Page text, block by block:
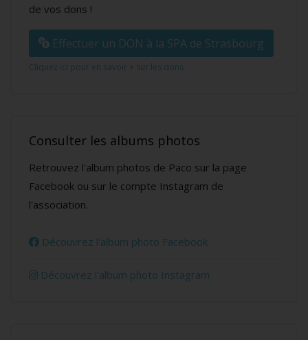
de vos dons !
Effectuer un DON à la SPA de Strasbourg
Cliquez ici pour en savoir + sur les dons
Consulter les albums photos
Retrouvez l'album photos de Paco sur la page
Facebook ou sur le compte Instagram de
l'association.
Découvrez l'album photo Facebook
Découvrez l'album photo Instagram